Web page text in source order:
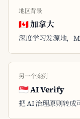
地区背景
🇨🇦 加拿大
深度学习发源地，
另一个案例
🇸🇬 AI Verify
把 AI 治理原则转成